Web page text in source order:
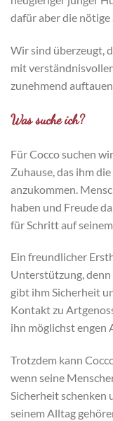
dafür aber die
Wir sind überzeugt,
mit
zunehmend
Was suche ich?
Für Cocco suchen
Zuhause, das ihm
anzukommen.
haben und Freude
für Schritt auf
Ein freundlicher
Unterstützung,
gibt ihm Sicherheit
Kontakt zu
ihn möglichst engen
Trotzdem kann
wenn seine
Sicherheit schenken
seinem Alltag